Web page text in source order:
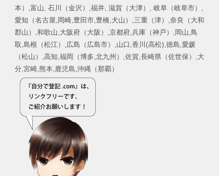
本）,富山, 石川（金沢）,福井, 滋賀（大津）, 岐阜（岐阜市）,
愛知（名古屋,岡崎,豊田市,豊橋,犬山）,三重（津）,奈良（大和
郡山）,和歌山,大阪府（大阪）,京都府,兵庫（神戸）,岡山,鳥
取,島根（松江）,広島（広島市）,山口,香川(高松),徳島,愛媛
（松山）,高知,福岡（博多,北九州）,佐賀,長崎県（佐世保）,大
分,宮崎,熊本,鹿児島,沖縄（那覇）